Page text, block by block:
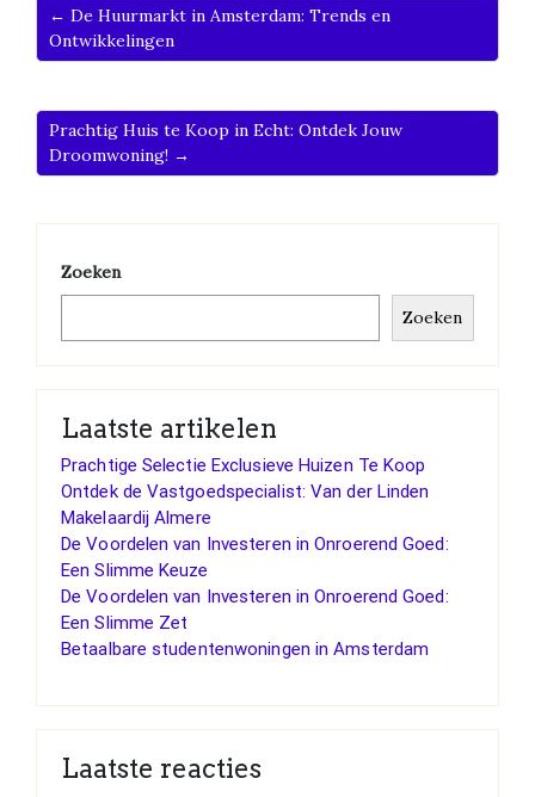
← De Huurmarkt in Amsterdam: Trends en
Ontwikkelingen
Prachtig Huis te Koop in Echt: Ontdek Jouw
Droomwoning! →
Zoeken
Zoeken
Laatste artikelen
Prachtige Selectie Exclusieve Huizen Te Koop
Ontdek de Vastgoedspecialist: Van der Linden
Makelaardij Almere
De Voordelen van Investeren in Onroerend Goed:
Een Slimme Keuze
De Voordelen van Investeren in Onroerend Goed:
Een Slimme Zet
Betaalbare studentenwoningen in Amsterdam
Laatste reacties